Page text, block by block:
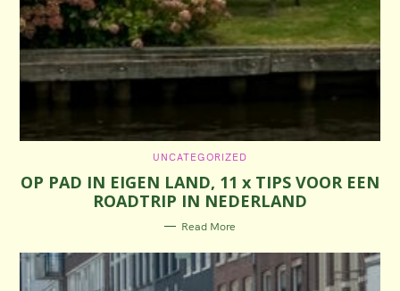
C
T
E
G
O
R
I
S
UNCATEGORIZED
OP PAD IN EIGEN LAND, 11 x TIPS VOOR EEN
ROADTRIP IN NEDERLAND
Read More